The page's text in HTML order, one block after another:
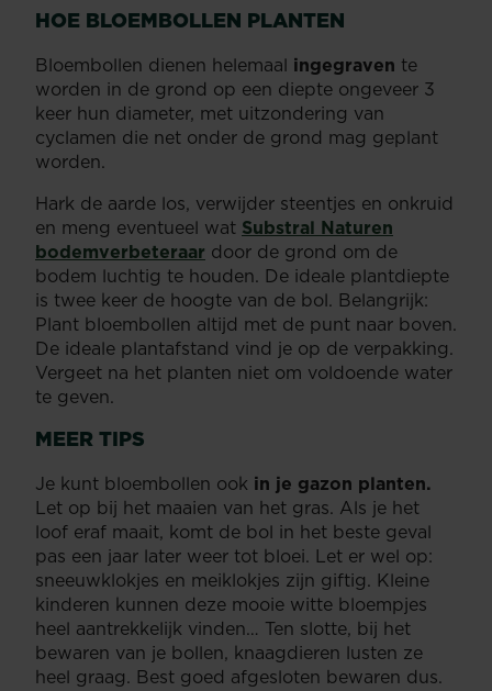
HOE BLOEMBOLLEN PLANTEN
Bloembollen dienen helemaal ingegraven te
worden in de grond op een diepte ongeveer 3
keer hun diameter, met uitzondering van
cyclamen die net onder de grond mag geplant
worden.
Hark de aarde los, verwijder steentjes en onkruid
en meng eventueel wat Substral Naturen
bodemverbeteraar door de grond om de
bodem luchtig te houden. De ideale plantdiepte
is twee keer de hoogte van de bol. Belangrijk:
Plant bloembollen altijd met de punt naar boven.
De ideale plantafstand vind je op de verpakking.
Vergeet na het planten niet om voldoende water
te geven.
MEER TIPS
Je kunt bloembollen ook in je gazon planten.
Let op bij het maaien van het gras. Als je het
loof eraf maait, komt de bol in het beste geval
pas een jaar later weer tot bloei. Let er wel op:
sneeuwklokjes en meiklokjes zijn giftig. Kleine
kinderen kunnen deze mooie witte bloempjes
heel aantrekkelijk vinden… Ten slotte, bij het
bewaren van je bollen, knaagdieren lusten ze
heel graag. Best goed afgesloten bewaren dus.